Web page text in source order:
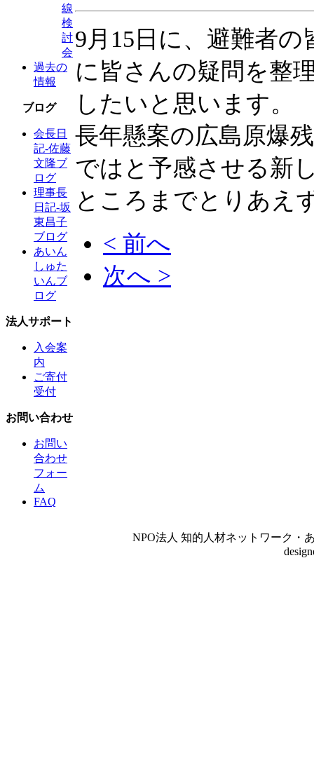
線
検
討
会
過去の
情報
ブログ
会長日
記-佐藤
文隆ブ
ログ
理事長
日記-坂
東昌子
ブログ
あいん
しゅた
いんブ
ログ
法人サポート
入会案
内
ご寄付
受付
お問い合わせ
お問い
合わせ
フォー
ム
FAQ
9月15日に、避難者
に皆さんの疑問を整
したいと思います。
長年懸案の広島原爆
ではと予感させる新
ところまでとりあえ
< 前へ
次へ >
NPO法人 知的人材ネットワーク・